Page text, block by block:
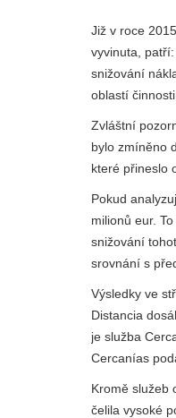
Již v roce
vyvinuta,
snižování
oblastí
Zvláštní
bylo zmíněno
které přineslo
Pokud
milionů eur.
snižování
srovnání s
Výsledky ve
Distancia
je služba
Cercanías
Kromě služeb
čelila vysoké